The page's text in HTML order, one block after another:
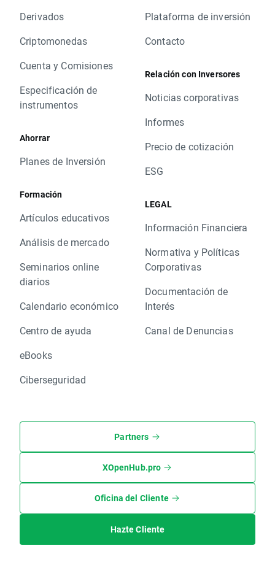
Derivados
Criptomonedas
Cuenta y Comisiones
Especificación de
instrumentos
Ahorrar
Planes de Inversión
Formación
Artículos educativos
Análisis de mercado
Seminarios online
diarios
Calendario económico
Centro de ayuda
eBooks
Ciberseguridad
Plataforma de inversión
Contacto
Relación con Inversores
Noticias corporativas
Informes
Precio de cotización
ESG
LEGAL
Información Financiera
Normativa y Políticas
Corporativas
Documentación de
Interés
Canal de Denuncias
Partners
XOpenHub.pro
Oficina del Cliente
Hazte Cliente